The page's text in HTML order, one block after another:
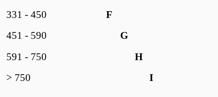
F
331 - 450
G
451 - 590
H
591 - 750
I
> 750